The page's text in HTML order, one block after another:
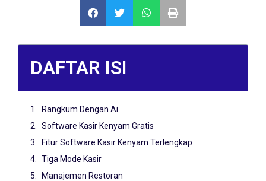
DAFTAR ISI
Rangkum Dengan Ai
Software Kasir Kenyam Gratis
Fitur Software Kasir Kenyam Terlengkap
Tiga Mode Kasir
Manajemen Restoran